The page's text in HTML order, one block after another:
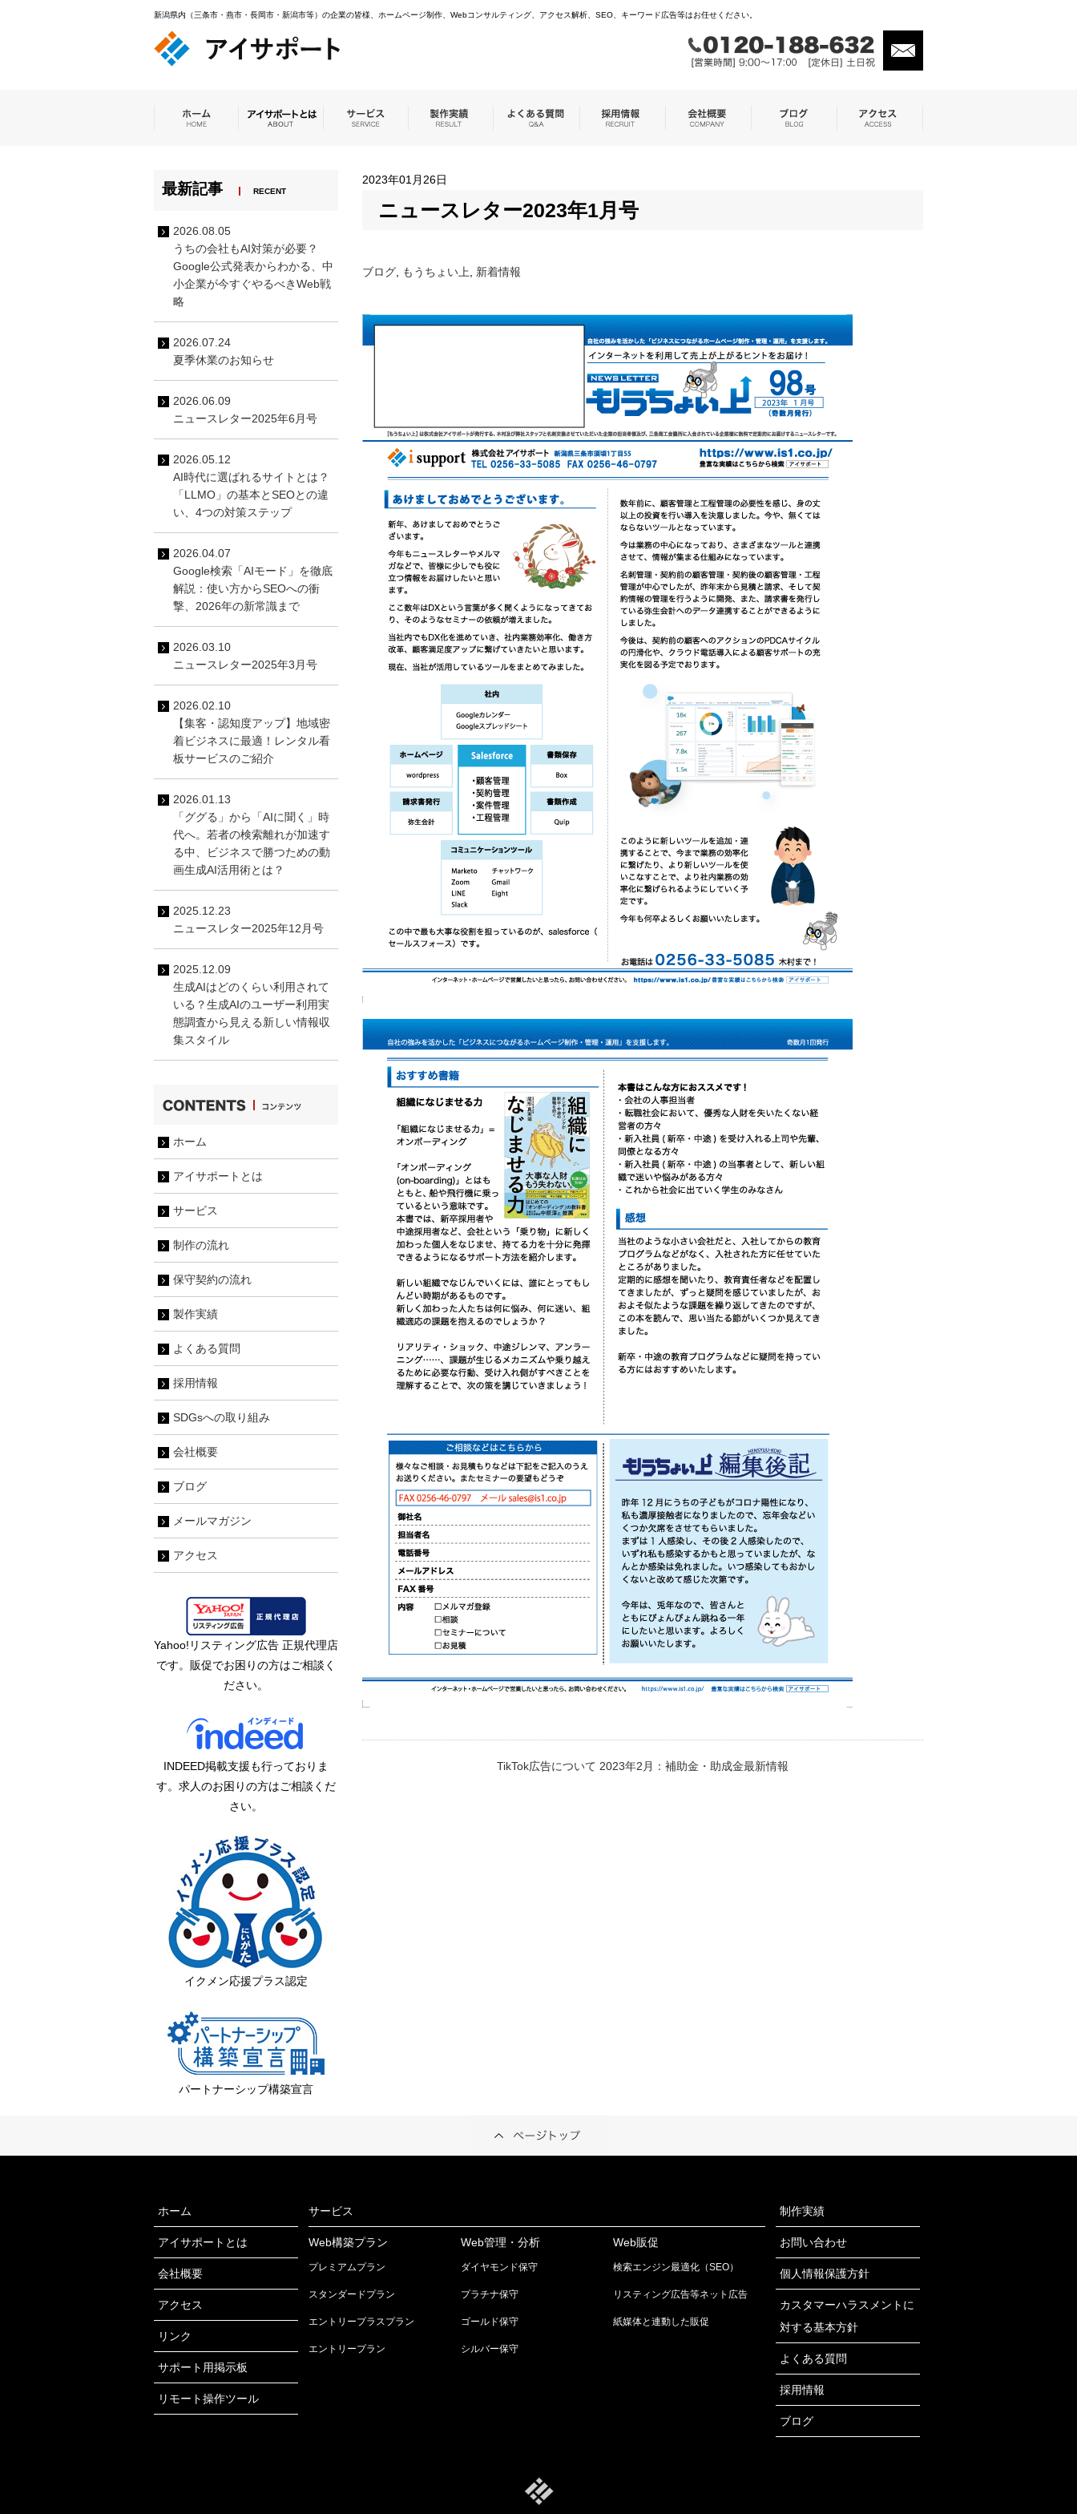
新潟県内（三条市・燕市・長岡市・新潟市等）の企業の皆様、ホームページ制作、Webコンサルティング、アクセス解析、SEO、キーワード広告等はお任せください。
2023年01月26日
ニュースレター2023年1月号
ブログ もうちょい上 新着情報
TikTok広告について 2023年2月：補助金・助成金最新情報
最新記事 RECENT
2026.08.05
うちの会社もAI対策が必要？
Google公式発表からわかる、中
小企業が今すぐやるべきWeb戦
略
2026.07.24
夏季休業のお知らせ
2026.06.09
ニュースレター2025年6月号
2026.05.12
AI時代に選ばれるサイトとは？
「LLMO」の基本とSEOとの違
い、4つの対策ステップ
2026.04.07
Google検索「AIモード」を徹底
解説：使い方からSEOへの衝
撃、2026年の新常識まで
2026.03.10
ニュースレター2025年3月号
2026.02.10
【集客・認知度アップ】地域密
着ビジネスに最適！レンタル看
板サービスのご紹介
2026.01.13
「ググる」から「AIに聞く」時
代へ。若者の検索離れが加速す
る中、ビジネスで勝つための動
画生成AI活用術とは？
2025.12.23
ニュースレター2025年12月号
2025.12.09
生成AIはどのくらい利用されて
いる？生成AIのユーザー利用実
態調査から見える新しい情報収
集スタイル
ホーム
アイサポートとは
サービス
制作の流れ
保守契約の流れ
製作実績
よくある質問
採用情報
SDGsへの取り組み
会社概要
ブログ
メールマガジン
アクセス
Yahoo!リスティング広告 正規代理店
です。販促でお困りの方はご相談く
ださい。
INDEED掲載支援も行っておりま
す。求人のお困りの方はご相談くだ
さい。
イクメン応援プラス認定
パートナーシップ構築宣言
ホーム
アイサポートとは
会社概要
アクセス
リンク
サポート用掲示板
リモート操作ツール
サービス
Web構築プラン
プレミアムプラン
スタンダードプラン
エントリープラスプラン
エントリープラン
Web管理・分析
ダイヤモンド保守
プラチナ保守
ゴールド保守
シルバー保守
Web販促
検索エンジン最適化（SEO）
リスティング広告等ネット広告
紙媒体と連動した販促
制作実績
お問い合わせ
個人情報保護方針
カスタマーハラスメントに
対する基本方針
よくある質問
採用情報
ブログ